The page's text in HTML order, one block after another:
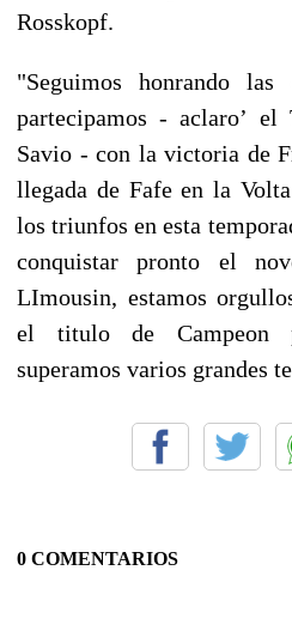
Rosskopf.
"Seguimos honrando
partecipamos - aclaro’ el
Savio - con la victoria de
llegada de Fafe en la
los triunfos en esta
conquistar pronto el
LImousin, estamos
el titulo de Campeon
superamos varios grandes
0 COMENTARIOS